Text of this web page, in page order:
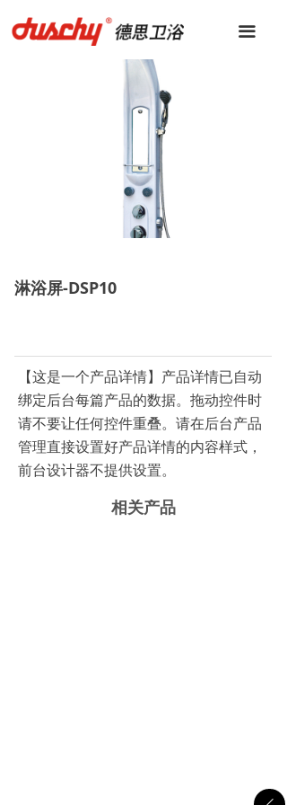
끀
【这是一个产品详情】产品详情已自动
绑定后台每篇产品的数据。拖动控件时
请不要让任何控件重叠。请在后台产品
管理直接设置好产品详情的内容样式，
前台设计器不提供设置。
相关产品
淋浴屏-DSP10